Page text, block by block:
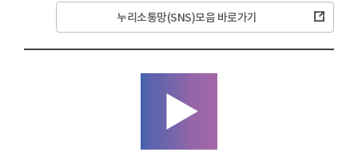
누리소통망(SNS)모음 바로가기